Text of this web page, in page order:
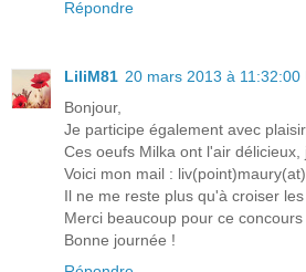
Répondre
LiliM81 20 mars 2013 à 11:32:00
Bonjour,
Je participe également avec
Ces oeufs Milka ont l'air délicieux,
Voici mon mail :
Il ne me reste plus qu'à croiser
Merci beaucoup pour ce
Bonne journée !